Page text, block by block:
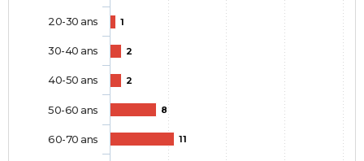
1
2
2
8
11
20-30 ans
30-40 ans
40-50 ans
50-60 ans
60-70 ans